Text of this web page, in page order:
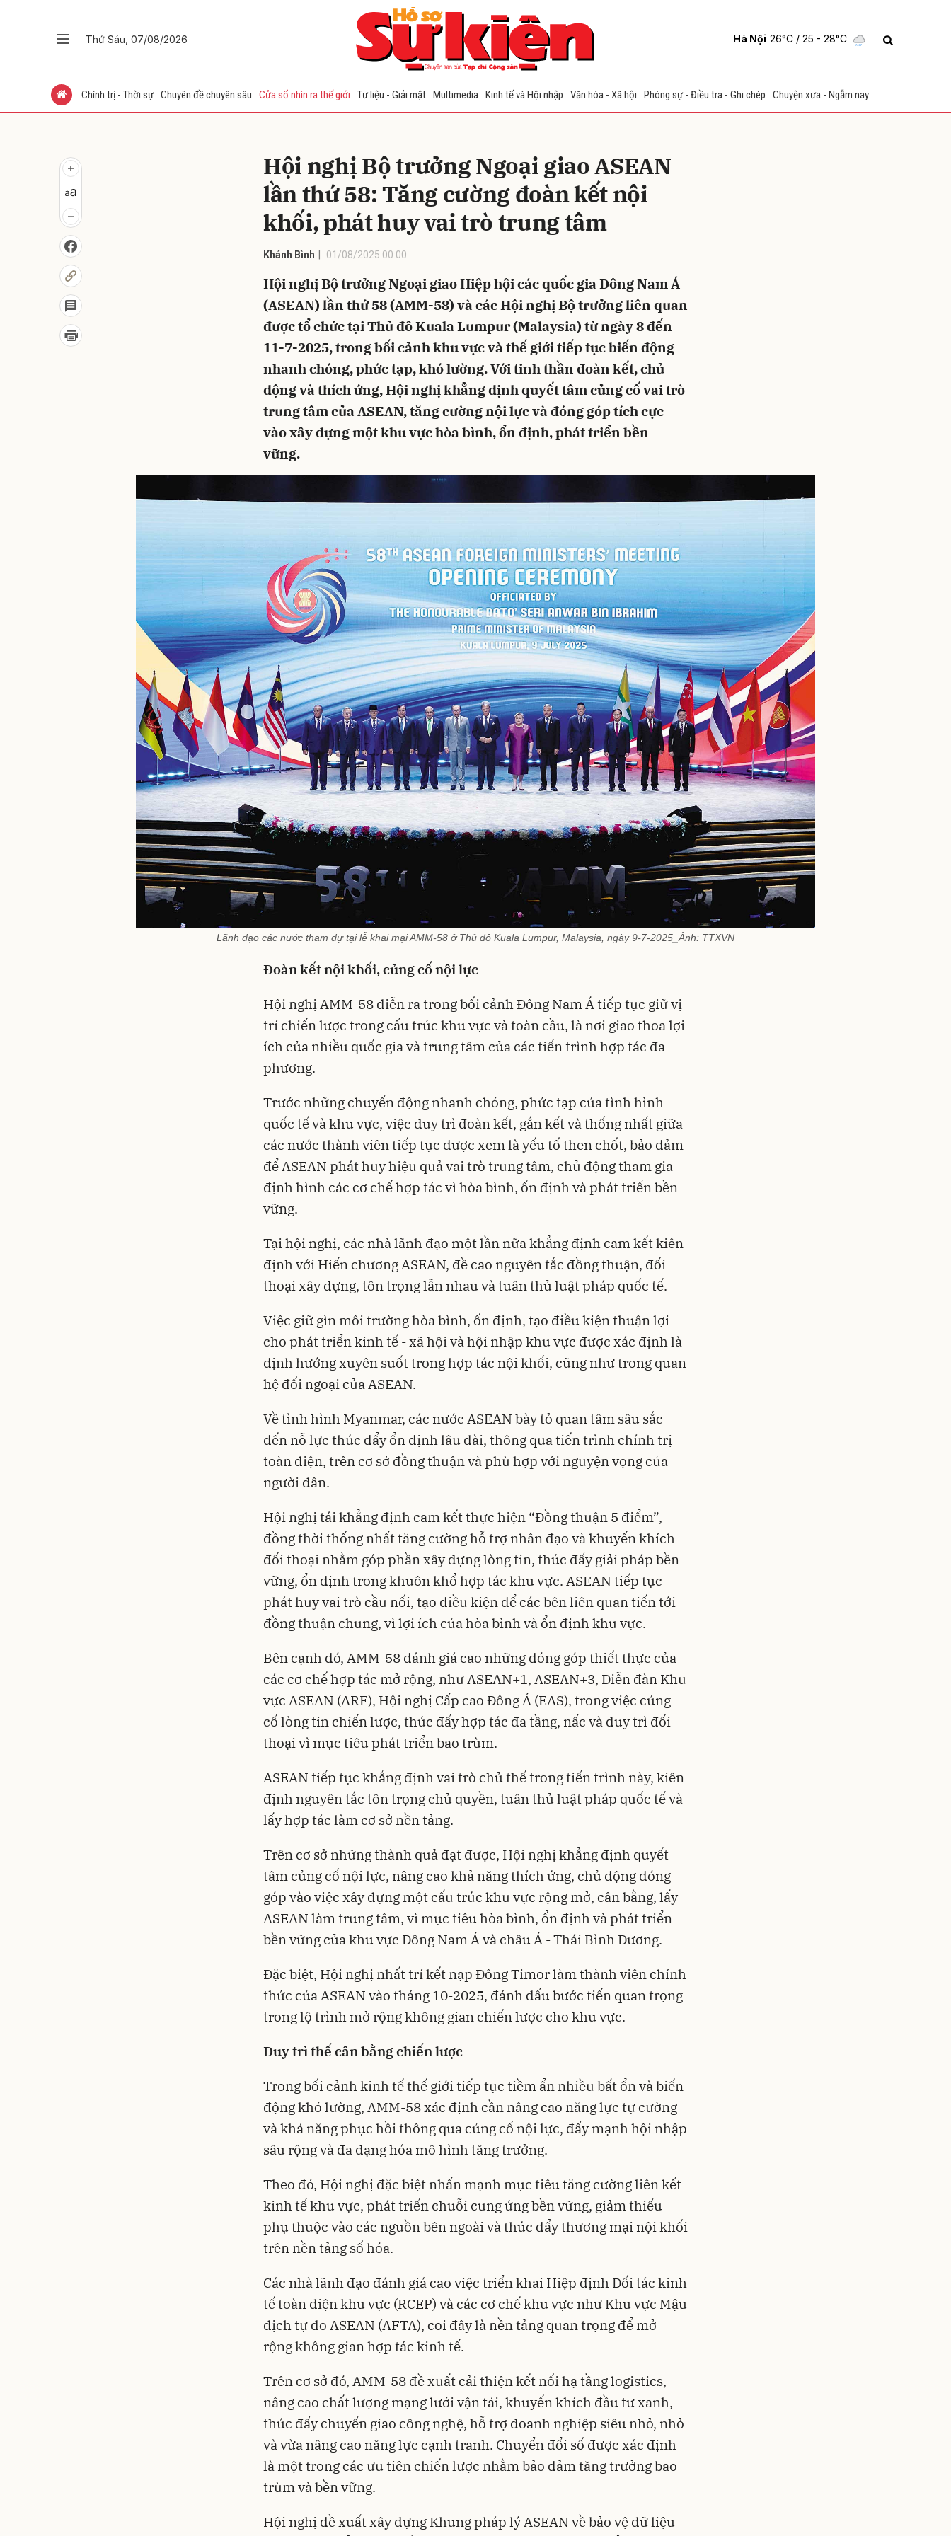
Thứ Sáu, 07/08/2026 Hà Nội 26°C / 25 - 28°C
Chính trị - Thời sự Chuyên đề chuyên sâu Cửa sổ nhìn ra thế giới Tư liệu - Giải mật Multimedia Kinh tế và Hội nhập Văn hóa - Xã hội Phóng sự - Điều tra - Ghi chép Chuyện xưa - Ngẫm nay
Hội nghị Bộ trưởng Ngoại giao ASEAN
lần thứ 58: Tăng cường đoàn kết nội
khối, phát huy vai trò trung tâm
Khánh Bình 01/08/2025 00:00
Hội nghị Bộ trưởng Ngoại giao Hiệp hội các quốc gia Đông Nam Á
(ASEAN) lần thứ 58 (AMM-58) và các Hội nghị Bộ trưởng liên quan
được tổ chức tại Thủ đô Kuala Lumpur (Malaysia) từ ngày 8 đến
11-7-2025, trong bối cảnh khu vực và thế giới tiếp tục biến động
nhanh chóng, phức tạp, khó lường. Với tinh thần đoàn kết, chủ
động và thích ứng, Hội nghị khẳng định quyết tâm củng cố vai trò
trung tâm của ASEAN, tăng cường nội lực và đóng góp tích cực
vào xây dựng một khu vực hòa bình, ổn định, phát triển bền
vững.
Lãnh đạo các nước tham dự tại lễ khai mại AMM-58 ở Thủ đô Kuala Lumpur, Malaysia, ngày 9-7-2025_Ảnh: TTXVN
Đoàn kết nội khối, củng cố nội lực
Hội nghị AMM-58 diễn ra trong bối cảnh Đông Nam Á tiếp tục giữ vị
trí chiến lược trong cấu trúc khu vực và toàn cầu, là nơi giao thoa lợi
ích của nhiều quốc gia và trung tâm của các tiến trình hợp tác đa
phương.
Trước những chuyển động nhanh chóng, phức tạp của tình hình
quốc tế và khu vực, việc duy trì đoàn kết, gắn kết và thống nhất giữa
các nước thành viên tiếp tục được xem là yếu tố then chốt, bảo đảm
để ASEAN phát huy hiệu quả vai trò trung tâm, chủ động tham gia
định hình các cơ chế hợp tác vì hòa bình, ổn định và phát triển bền
vững.
Tại hội nghị, các nhà lãnh đạo một lần nữa khẳng định cam kết kiên
định với Hiến chương ASEAN, đề cao nguyên tắc đồng thuận, đối
thoại xây dựng, tôn trọng lẫn nhau và tuân thủ luật pháp quốc tế.
Việc giữ gìn môi trường hòa bình, ổn định, tạo điều kiện thuận lợi
cho phát triển kinh tế - xã hội và hội nhập khu vực được xác định là
định hướng xuyên suốt trong hợp tác nội khối, cũng như trong quan
hệ đối ngoại của ASEAN.
Về tình hình Myanmar, các nước ASEAN bày tỏ quan tâm sâu sắc
đến nỗ lực thúc đẩy ổn định lâu dài, thông qua tiến trình chính trị
toàn diện, trên cơ sở đồng thuận và phù hợp với nguyện vọng của
người dân.
Hội nghị tái khẳng định cam kết thực hiện “Đồng thuận 5 điểm”,
đồng thời thống nhất tăng cường hỗ trợ nhân đạo và khuyến khích
đối thoại nhằm góp phần xây dựng lòng tin, thúc đẩy giải pháp bền
vững, ổn định trong khuôn khổ hợp tác khu vực. ASEAN tiếp tục
phát huy vai trò cầu nối, tạo điều kiện để các bên liên quan tiến tới
đồng thuận chung, vì lợi ích của hòa bình và ổn định khu vực.
Bên cạnh đó, AMM-58 đánh giá cao những đóng góp thiết thực của
các cơ chế hợp tác mở rộng, như ASEAN+1, ASEAN+3, Diễn đàn Khu
vực ASEAN (ARF), Hội nghị Cấp cao Đông Á (EAS), trong việc củng
cố lòng tin chiến lược, thúc đẩy hợp tác đa tầng, nấc và duy trì đối
thoại vì mục tiêu phát triển bao trùm.
ASEAN tiếp tục khẳng định vai trò chủ thể trong tiến trình này, kiên
định nguyên tắc tôn trọng chủ quyền, tuân thủ luật pháp quốc tế và
lấy hợp tác làm cơ sở nền tảng.
Trên cơ sở những thành quả đạt được, Hội nghị khẳng định quyết
tâm củng cố nội lực, nâng cao khả năng thích ứng, chủ động đóng
góp vào việc xây dựng một cấu trúc khu vực rộng mở, cân bằng, lấy
ASEAN làm trung tâm, vì mục tiêu hòa bình, ổn định và phát triển
bền vững của khu vực Đông Nam Á và châu Á - Thái Bình Dương.
Đặc biệt, Hội nghị nhất trí kết nạp Đông Timor làm thành viên chính
thức của ASEAN vào tháng 10-2025, đánh dấu bước tiến quan trọng
trong lộ trình mở rộng không gian chiến lược cho khu vực.
Duy trì thế cân bằng chiến lược
Trong bối cảnh kinh tế thế giới tiếp tục tiềm ẩn nhiều bất ổn và biến
động khó lường, AMM-58 xác định cần nâng cao năng lực tự cường
và khả năng phục hồi thông qua củng cố nội lực, đẩy mạnh hội nhập
sâu rộng và đa dạng hóa mô hình tăng trưởng.
Theo đó, Hội nghị đặc biệt nhấn mạnh mục tiêu tăng cường liên kết
kinh tế khu vực, phát triển chuỗi cung ứng bền vững, giảm thiểu
phụ thuộc vào các nguồn bên ngoài và thúc đẩy thương mại nội khối
trên nền tảng số hóa.
Các nhà lãnh đạo đánh giá cao việc triển khai Hiệp định Đối tác kinh
tế toàn diện khu vực (RCEP) và các cơ chế khu vực như Khu vực Mậu
dịch tự do ASEAN (AFTA), coi đây là nền tảng quan trọng để mở
rộng không gian hợp tác kinh tế.
Trên cơ sở đó, AMM-58 đề xuất cải thiện kết nối hạ tầng logistics,
nâng cao chất lượng mạng lưới vận tải, khuyến khích đầu tư xanh,
thúc đẩy chuyển giao công nghệ, hỗ trợ doanh nghiệp siêu nhỏ, nhỏ
và vừa nâng cao năng lực cạnh tranh. Chuyển đổi số được xác định
là một trong các ưu tiên chiến lược nhằm bảo đảm tăng trưởng bao
trùm và bền vững.
Hội nghị đề xuất xây dựng Khung pháp lý ASEAN về bảo vệ dữ liệu
Hủy